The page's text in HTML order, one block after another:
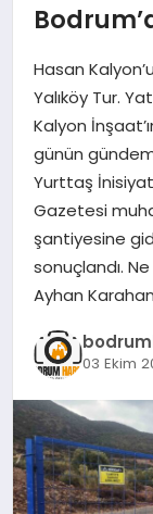
SIYASET
MAGAZIN
KÖŞE YAZILARI
SPOR
MUĞLA
Hasan
Yalıköy Tur.
Kalyon
günün
Yurttaş
Gazetesi
şantiyesine
sonuçlandı.
Ayhan
03 Ekim